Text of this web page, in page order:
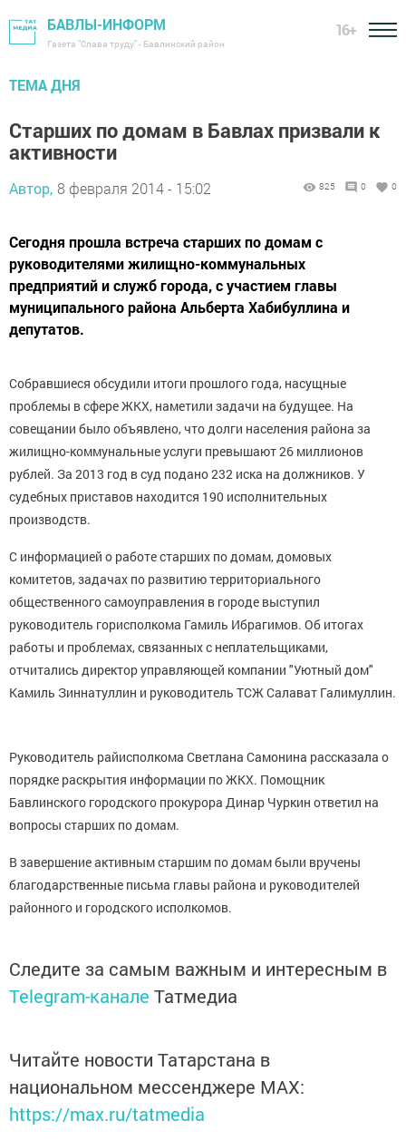
БАВЛЫ-ИНФОРМ
Газета "Слава труду" - Бавлинский район
16+
ТЕМА ДНЯ
Старших по домам в Бавлах призвали к
активности
Автор, 8 февраля 2014 - 15:02 825 0 0
Сегодня прошла встреча старших по домам с
руководителями жилищно-коммунальных
предприятий и служб города, с участием главы
муниципального района Альберта Хабибуллина и
депутатов.
Собравшиеся обсудили итоги прошлого года, насущные
проблемы в сфере ЖКХ, наметили задачи на будущее. На
совещании было объявлено, что долги населения района за
жилищно-коммунальные услуги превышают 26 миллионов
рублей. За 2013 год в суд подано 232 иска на должников. У
судебных приставов находится 190 исполнительных
производств.
С информацией о работе старших по домам, домовых
комитетов, задачах по развитию территориального
общественного самоуправления в городе выступил
руководитель горисполкома Гамиль Ибрагимов. Об итогах
работы и проблемах, связанных с неплательщиками,
отчитались директор управляющей компании "Уютный дом"
Камиль Зиннатуллин и руководитель ТСЖ Салават Галимуллин.
Руководитель райисполкома Светлана Самонина рассказала о
порядке раскрытия информации по ЖКХ. Помощник
Бавлинского городского прокурора Динар Чуркин ответил на
вопросы старших по домам.
В завершение активным старшим по домам были вручены
благодарственные письма главы района и руководителей
районного и городского исполкомов.
Следите за самым важным и интересным в
Telegram-канале Татмедиа
Читайте новости Татарстана в
национальном мессенджере MАХ:
https://max.ru/tatmedia